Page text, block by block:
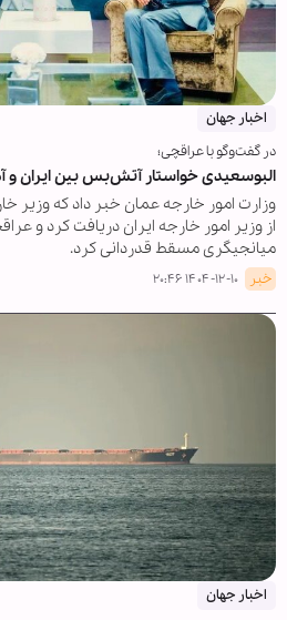
اخبار جهان
در گفت‌وگو با عراقچی؛
البوسعیدی خواستار آتش‌بس بین ایران و
وزارت امور خارجه عمان خبر داد که وزیر
از وزیر امور خارجه ایران دریافت کرد و
میانجیگری مسقط قدردانی کرد.
خبر ۱۴۰۴-۱۲-۱۰ ۲۰:۴۶
اخبار جهان